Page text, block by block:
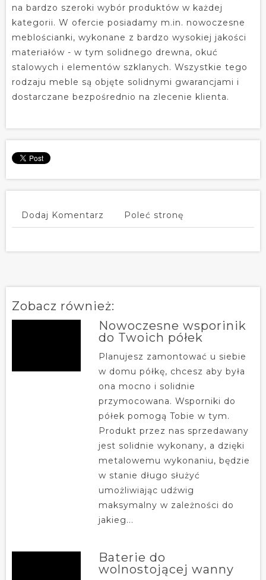
na bardzo szeroki wybór produktów w każdej
kategorii. W ofercie posiadamy m.in. nowoczesne
meblościanki, wykonane z bardzo wysokiej jakości
materiałów - w tym solidnego drewna, okuć
stalowych i elementów szklanych. Wszystkie tego
rodzaju meble są objęte solidnymi gwarancjami i
dostarczane bezpośrednio na zlecenie klienta.
Dodaj Komentarz Poleć stronę
Zobacz również:
Nowoczesne wsporinik
do Twoich półek
Planujesz zamontować u siebie
w domu półkę, chcesz aby była
ona mocno i solidnie
przymocowana. Wsporniki do
półek pomogą Tobie w tym.
Produkt przez nas sprzedawany
jest solidnie wykonany, a dzięki
metalowemu wykonaniu, będzie
w stanie długo służyć
umożliwiając udźwig
maksymalny w zależności do
jakieg...
Baterie do
wolnostojącej wanny